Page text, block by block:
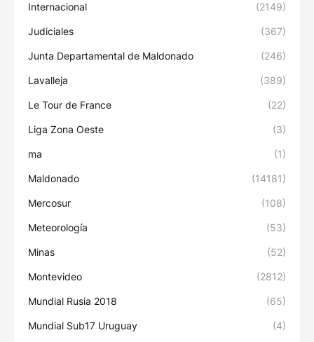
Internacional (2149)
Judiciales (367)
Junta Departamental de Maldonado (246)
Lavalleja (389)
Le Tour de France (22)
Liga Zona Oeste (3)
ma (1)
Maldonado (14181)
Mercosur (108)
Meteorología (53)
Minas (52)
Montevideo (2812)
Mundial Rusia 2018 (65)
Mundial Sub17 Uruguay (4)